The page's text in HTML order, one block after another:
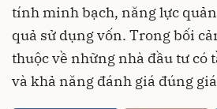
tính minh bạch, năng lực
quả sử dụng vốn. Trong bối
thuộc về những nhà đầu tư có
và khả năng đánh giá đúng